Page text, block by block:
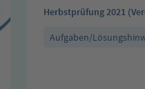
Herbstprüfung 2021
Aufgaben/